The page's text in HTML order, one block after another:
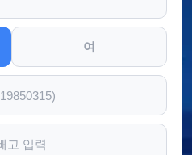
여